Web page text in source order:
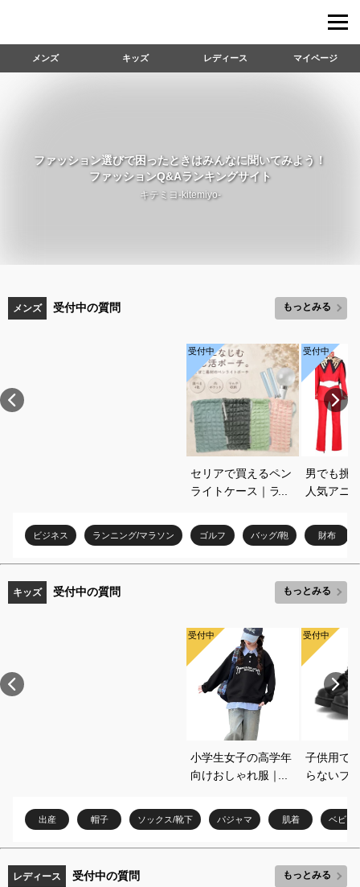
メンズ キッズ レディース マイページ
ファッション選びで困ったときはみんなに聞いてみよう！
ファッションQ&Aランキングサイト
キテミヨ-kitemiyo-
メンズ 受付中の質問 もっとみる
受付中
セリアで買えるペン
ライトケース｜ライ
すめを教えてくださ
い
受付中
男でも挑
人気アニ
すめを教
い
ビジネス ランニング/マラソン ゴルフ バッグ/鞄 財布
キッズ 受付中の質問 もっとみる
受付中
小学生女子の高学年
向けおしゃれ服｜ト
着のおすすめを教え
てください
受付中
子供用で
らないブ
を教えて
出産 帽子 ソックス/靴下 パジャマ 肌着 ベビー
レディース 受付中の質問 もっとみる